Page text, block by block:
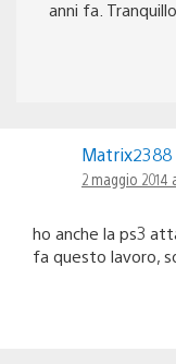
anni fa.
Matrix2388
2 maggio 2014
ho anche la ps3
fa questo lavoro,